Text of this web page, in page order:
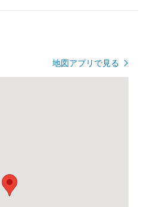
地図アプリで見る